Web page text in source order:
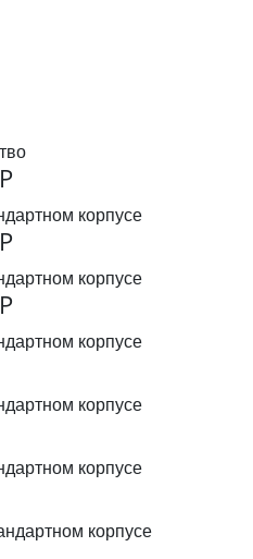
корпусе
корпусе
корпусе
корпусе
корпусе
корпусе